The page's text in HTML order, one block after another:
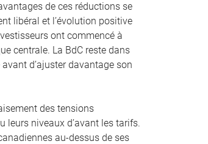
de ces réductions se
libéral et l’évolution positive
ont commencé à
centrale. La BdC reste dans
d’ajuster davantage son
des tensions
leurs niveaux d’avant les tarifs.
au-dessus de ses